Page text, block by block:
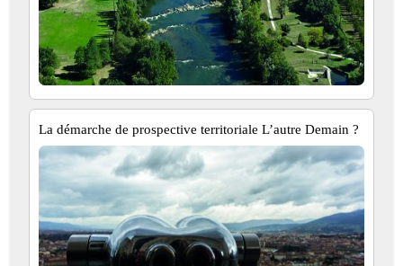
La démarche de prospective territoriale L’autre Demain ?